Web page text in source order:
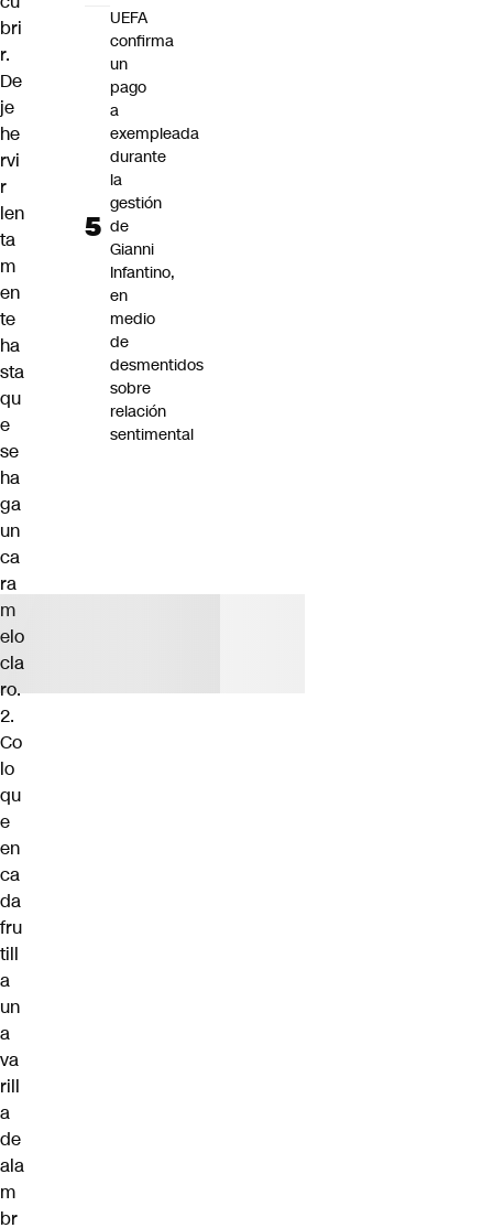
bri
r.
De
je
he
rvi
r
len
ta
m
en
te
ha
sta
qu
e
se
ha
ga
un
ca
ra
m
elo
cla
ro.
2.
Co
lo
qu
e
en
ca
da
fru
till
a
un
a
va
rill
a
de
ala
m
br
UEFA
confirma
un
pago
a
exempleada
durante
la
gestión
de
Gianni
Infantino,
en
medio
de
desmentidos
sobre
relación
sentimental